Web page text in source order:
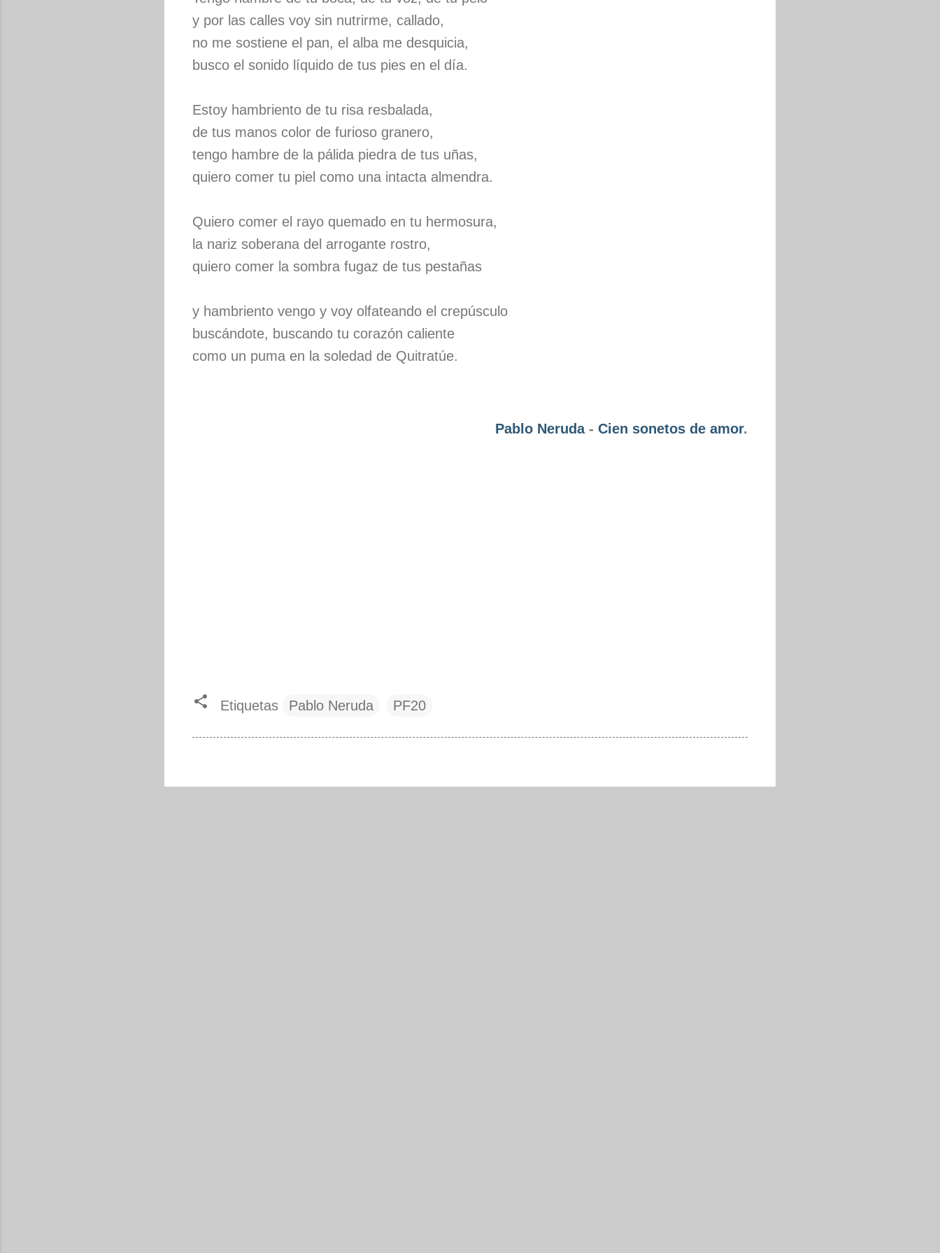
y por las calles voy sin nutrirme, callado,
no me sostiene el pan, el alba me desquicia,
busco el sonido líquido de tus pies en el día.
Estoy hambriento de tu risa resbalada,
de tus manos color de furioso granero,
tengo hambre de la pálida piedra de tus uñas,
quiero comer tu piel como una intacta almendra.
Quiero comer el rayo quemado en tu hermosura,
la nariz soberana del arrogante rostro,
quiero comer la sombra fugaz de tus pestañas
y hambriento vengo y voy olfateando el crepúsculo
buscándote, buscando tu corazón caliente
como un puma en la soledad de Quitratúe.
Pablo Neruda- Cien sonetos de amor.
Etiquetas Pablo Neruda PF20